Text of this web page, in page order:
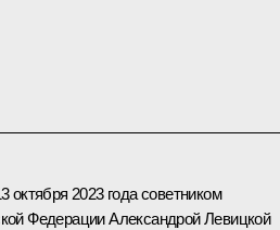
октября 2023 года советником
Федерации Александрой Левицкой